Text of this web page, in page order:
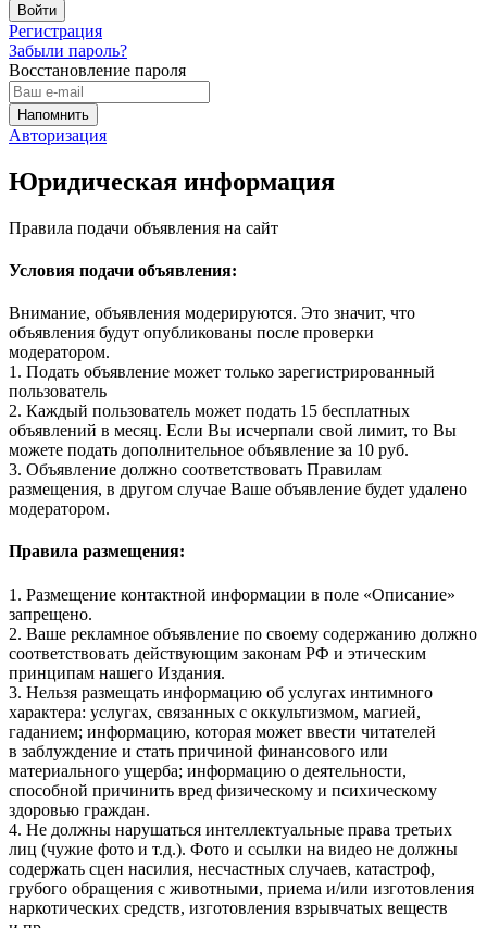
Регистрация
Забыли пароль?
Восстановление пароля
Авторизация
Юридическая информация
Правила подачи объявления на сайт
Условия подачи объявления:
Внимание, объявления модерируются. Это значит, что
объявления будут опубликованы после проверки
модератором.
1. Подать объявление может только зарегистрированный
пользователь
2. Каждый пользователь может подать 15 бесплатных
объявлений в месяц. Если Вы исчерпали свой лимит, то Вы
можете подать дополнительное объявление за 10 руб.
3. Объявление должно соответствовать Правилам
размещения, в другом случае Ваше объявление будет удалено
модератором.
Правила размещения:
1. Размещение контактной информации в поле «Описание»
запрещено.
2. Ваше рекламное объявление по своему содержанию должно
соответствовать действующим законам РФ и этическим
принципам нашего Издания.
3. Нельзя размещать информацию об услугах интимного
характера: услугах, связанных с оккультизмом, магией,
гаданием; информацию, которая может ввести читателей
в заблуждение и стать причиной финансового или
материального ущерба; информацию о деятельности,
способной причинить вред физическому и психическому
здоровью граждан.
4. Не должны нарушаться интеллектуальные права третьих
лиц (чужие фото и т.д.). Фото и ссылки на видео не должны
содержать сцен насилия, несчастных случаев, катастроф,
грубого обращения с животными, приема и/или изготовления
наркотических средств, изготовления взрывчатых веществ